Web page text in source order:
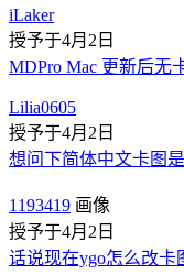
iLaker
授予于4月2日
MDPro Mac 更新后无
Lilia0605
授予于4月2日
想问下简体中文卡图
1193419 画像
授予于4月2日
话说现在ygo怎么改卡